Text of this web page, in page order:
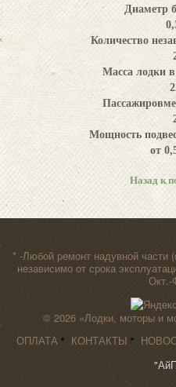
Диаметр
Количество
Масса лодки
Мощность
от
Назад к
* -Любой ремонт надувной части
независимо от срока
Окт.-
© 2026 «Лодки, моторы и
ОПЛАТА
КОНТАКТЫ